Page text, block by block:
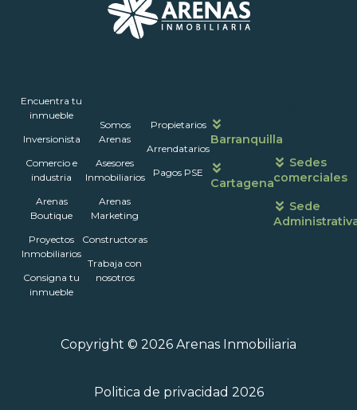
Encuentra tu
inmueble
Inversionista
Comercio e
industria
Arenas
Boutique
Proyectos
Inmobiliarios
Consigna tu
inmueble
Somos
Arenas
Asesores
Inmobiliarios
Arenas
Marketing
Constructoras
Trabaja con
nosotros
Propietarios
Arrendatarios
Pagos PSE
Barranquilla
Cartagena
atención
Sedes
comerciales
Sede
Copyright © 2026 Arenas Inmobiliaria
Politica de privacidad 2026